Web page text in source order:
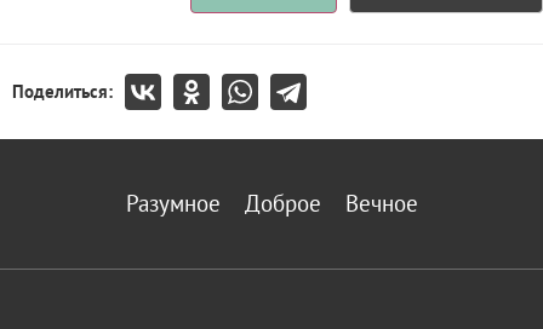
Поделиться:
Разумное Доброе Вечное